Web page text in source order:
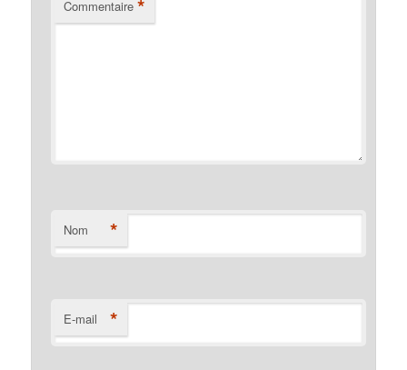
Commentaire *
Nom *
E-mail *
website is
used. Afin
perform as
well as